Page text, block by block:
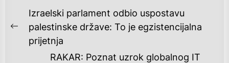
NAVIGACIJA
OBJAVA
Previous
post:
Izraelski parlament odbio uspostavu
palestinske države: To je egzistencijalna
prijetnja
RAKAR: Poznat uzrok globalnog IT